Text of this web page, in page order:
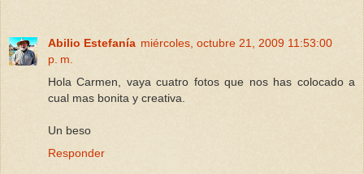
Abilio Estefanía miércoles, octubre 21, 2009 11:53:00
p. m.
Hola Carmen, vaya cuatro fotos que nos has colocado a
cual mas bonita y creativa.
Un beso
Responder